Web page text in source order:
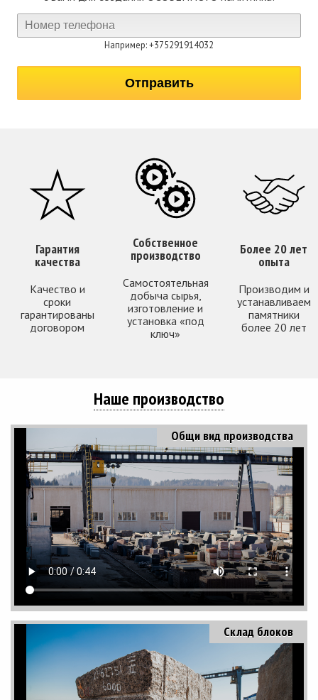
Например: +375291914032
Гарантия
качества
Качество и
сроки
гарантированы
договором
Собственное
производство
Самостоятельная
добыча сырья,
изготовление и
установка «под
ключ»
Более 20 лет
опыта
Производим и
устанавливаем
памятники
более 20 лет
Наше производство
Общи вид производства
Склад блоков